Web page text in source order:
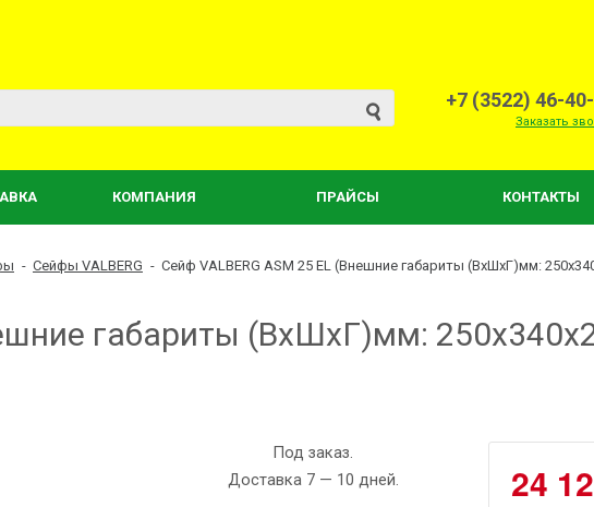
+7 (3522) 46-
Заказать
КОМПАНИЯ ПРАЙСЫ КОНТАКТЫ
- Сейфы VALBERG - Сейф VALBERG ASM 25 EL (Внешние габариты (ВхШхГ)мм:
габариты (ВхШхГ)мм:
Под заказ.
Доставка 7 — 10 дней.
24